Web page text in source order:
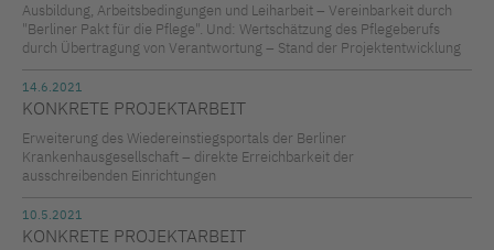
Ausbildung, Arbeitsbedingungen und Leiharbeit – Vereinbarkeit durch
"Berliner Pakt für die Pflege". Und: Wertschätzung des Pflegeberufs
durch Übertragung von Verantwortung – Stand der Projektentwicklung
14.6.2021
KONKRETE PROJEKTARBEIT
Erweiterung des Wiedereinstiegsportals der Berliner
Krankenhausgesellschaft – direkte Erreichbarkeit der
ausschreibenden Einrichtungen
10.5.2021
KONKRETE PROJEKTARBEIT